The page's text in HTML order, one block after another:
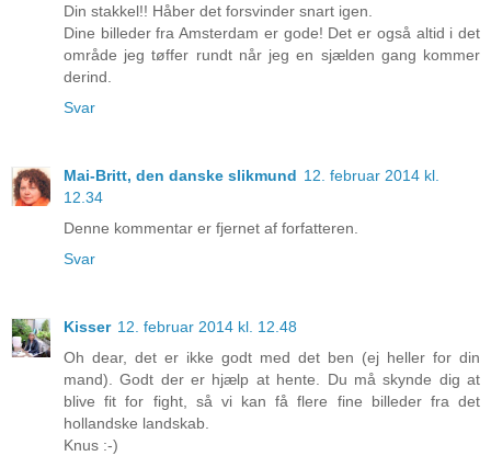
Din stakkel!! Håber det forsvinder snart igen.
Dine billeder fra Amsterdam er gode! Det er også altid i det
område jeg tøffer rundt når jeg en sjælden gang kommer
derind.
Svar
Mai-Britt, den danske slikmund 12. februar 2014 kl.
12.34
Denne kommentar er fjernet af forfatteren.
Svar
Kisser 12. februar 2014 kl. 12.48
Oh dear, det er ikke godt med det ben (ej heller for din
mand). Godt der er hjælp at hente. Du må skynde dig at
blive fit for fight, så vi kan få flere fine billeder fra det
hollandske landskab.
Knus :-)